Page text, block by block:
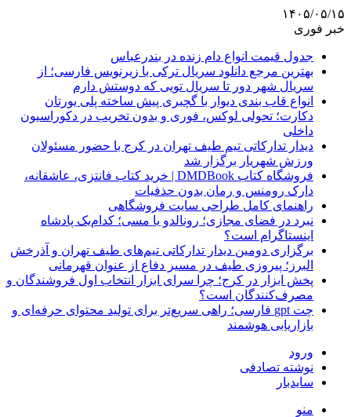
۱۴۰۵/۰۵/۱۵
خبر فوری
جدول قیمت انواع دام زنده در بندرعباس
بهترین مرجع دانلود سریال ترکی با زیرنویس فارسی؛ از
سریال شهر دور تا سریال تویی که دوستش دارم
انواع قاب بندی دیوار با گچبری پیش ساخته پلی یورتان
دکارت؛ تحولی لوکس، فوری و بدون تخریب در دکوراسیون
داخلی
دیدار تدارکاتی تیم طیف تهران در کرج با حضور مسئولان
ورزش شهریار برگزار شد
فروشگاه کتاب DMDBook | خرید کتاب فانتزی، عاشقانه،
دارک رومنس و رمان بدون حذفیات
راهنمای کامل طراحی سایت فروشگاهی
نبرد در فضای مجازی؛ رونالدو یا مسی؛ کدام‌یک پادشاه
اینستاگرام است؟
برگزاری دومین دیدار تدارکاتی تیم‌های طیف تهران و آذرخش
البرز؛ پیروزی طیف در مسیر دفاع از عنوان قهرمانی
پخش ابزار در کرج؛ چرا سرای ابزار انتخاب اول فروشندگان و
مصرف‌کنندگان است؟
چت gpt فارسی؛ راهی سریع‌تر برای تولید محتوای حرفه‌ای و
بازاریابی هوشمند
ورود
نوشته تصادفی
سایدبار
منو